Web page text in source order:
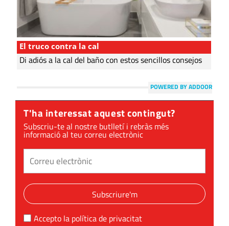
El truco contra la cal
Di adiós a la cal del baño con estos sencillos consejos
POWERED BY ADDOOR
T'ha interessat aquest contingut?
Subscriu-te al nostre butlletí i rebràs més
informació al teu correu electrònic
Subscriure'm
Accepto la política de privacitat